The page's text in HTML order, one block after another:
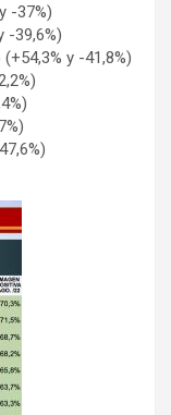
-37%)
-39,6%)
y -41,8%)